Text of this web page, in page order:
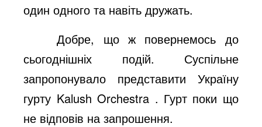
один одного та навіть дружать.
Добре, що ж повернемось до
сьогоднішніх подій. Суспільне
запропонувало представити Україну
гурту Kalush Orchestra . Гурт поки що
не відповів на запрошення.